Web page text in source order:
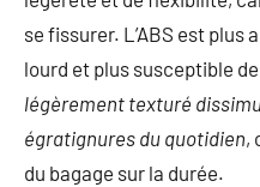
se fissurer. L’ABS est plus
lourd et plus susceptible
légèrement texturé
égratignures du quotidien,
du bagage sur la durée.